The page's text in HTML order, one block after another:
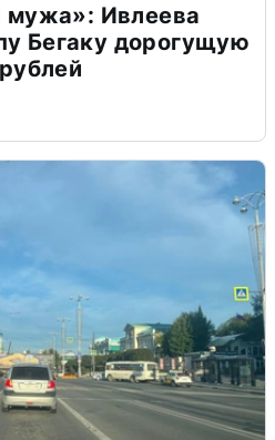
мужа»: Ивлеева
Бегаку дорогущую